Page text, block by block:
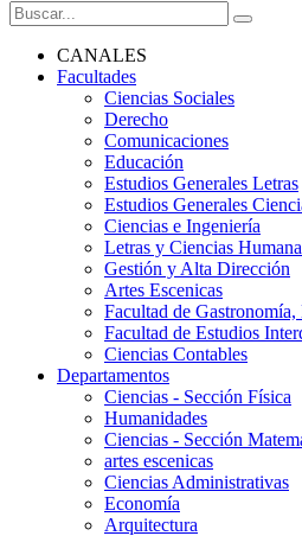
CANALES
Facultades
Ciencias Sociales
Derecho
Comunicaciones
Educación
Estudios Generales Letras
Estudios Generales
Ciencias e Ingeniería
Letras y Ciencias
Gestión y Alta Dirección
Artes Escenicas
Facultad de
Facultad de Estudios
Ciencias Contables
Departamentos
Ciencias - Sección Física
Humanidades
Ciencias - Sección
artes escenicas
Ciencias Administrativas
Economía
Arquitectura